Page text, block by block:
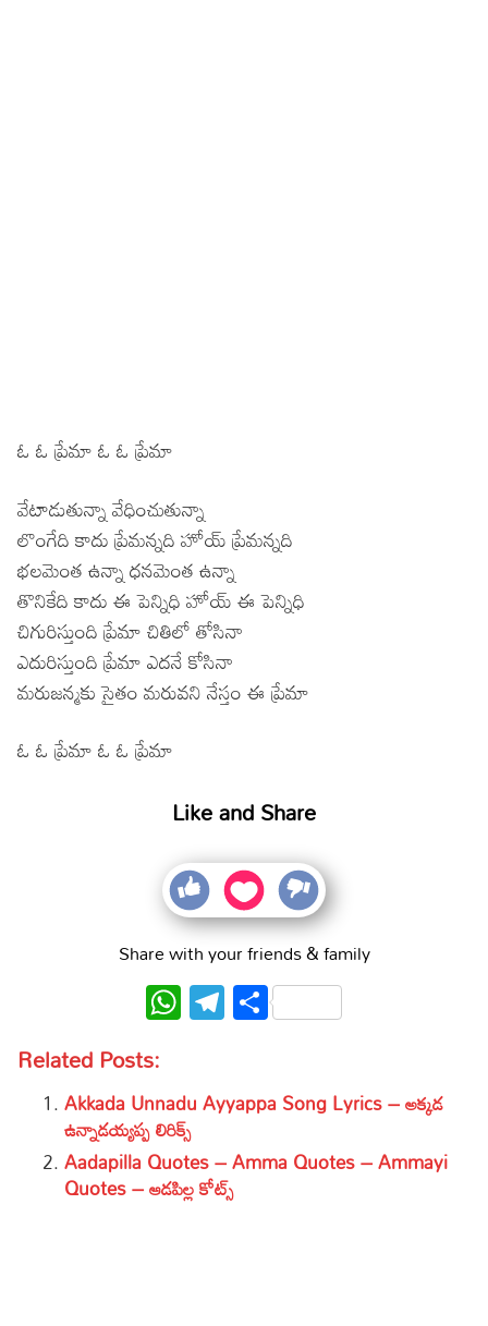
ఓ ఓ ప్రేమా ఓ ఓ ప్రేమా
వేటాడుతున్నా వేధించుతున్నా
లొంగేది కాదు ప్రేమన్నది హోయ్ ప్రేమన్నది
భలమెంత ఉన్నా ధనమెంత ఉన్నా
తొనికేది కాదు ఈ పెన్నిధి హోయ్ ఈ పెన్నిధి
చిగురిస్తుంది ప్రేమా చితిలో తోసినా
ఎదురిస్తుంది ప్రేమా ఎదనే కోసినా
మరుజన్మకు సైతం మరువని నేస్తం ఈ ప్రేమా
ఓ ఓ ప్రేమా ఓ ఓ ప్రేమా
Like and Share
Share with your friends & family
WhatsApp
Telegram
Share
Related Posts:
Akkada Unnadu Ayyappa Song Lyrics – అక్కడ
ఉన్నాడయ్యప్ప లిరిక్స్
Aadapilla Quotes – Amma Quotes – Ammayi
Quotes – ఆడపిల్ల కోట్స్